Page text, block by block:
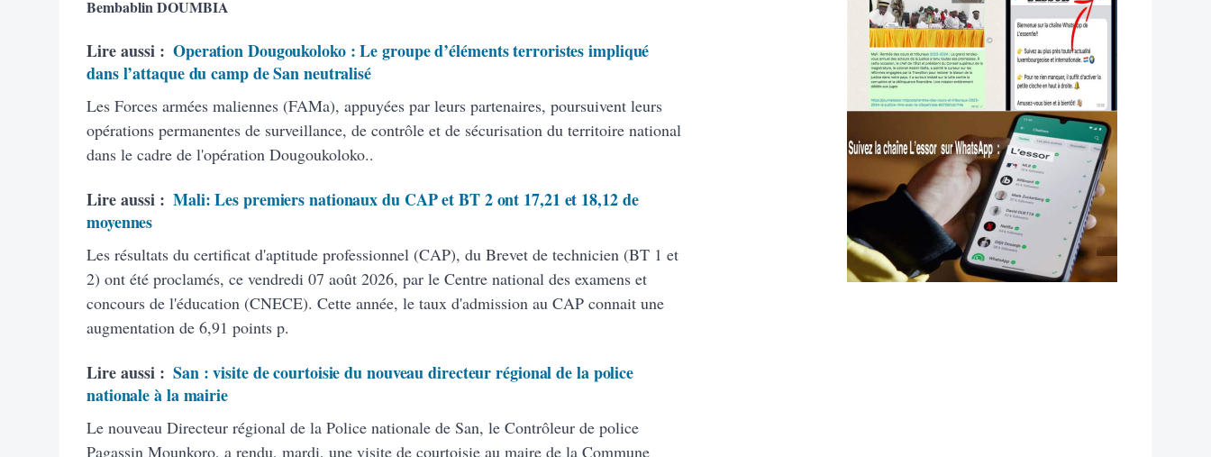
Bembablin DOUMBIA
Lire aussi : Operation Dougoukoloko : Le groupe d’éléments terroristes impliqué
dans l’attaque du camp de San neutralisé
Les Forces armées maliennes (FAMa), appuyées par leurs partenaires, poursuivent leurs
opérations permanentes de surveillance, de contrôle et de sécurisation du territoire national
dans le cadre de l'opération Dougoukoloko..
Lire aussi : Mali: Les premiers nationaux du CAP et BT 2 ont 17,21 et 18,12 de
moyennes
Les résultats du certificat d'aptitude professionnel (CAP), du Brevet de technicien (BT 1 et
2) ont été proclamés, ce vendredi 07 août 2026, par le Centre national des examens et
concours de l'éducation (CNECE). Cette année, le taux d'admission au CAP connait une
augmentation de 6,91 points p.
Lire aussi : San : visite de courtoisie du nouveau directeur régional de la police
nationale à la mairie
Le nouveau Directeur régional de la Police nationale de San, le Contrôleur de police
Pagassin Mounkoro, a rendu, mardi, une visite de courtoisie au maire de la Commune